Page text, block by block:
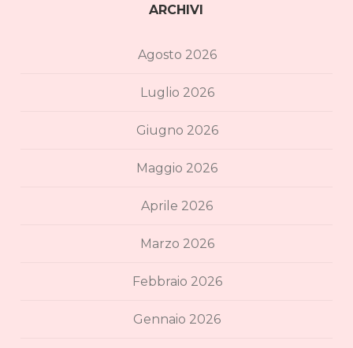
ARCHIVI
Agosto 2026
Luglio 2026
Giugno 2026
Maggio 2026
Aprile 2026
Marzo 2026
Febbraio 2026
Gennaio 2026